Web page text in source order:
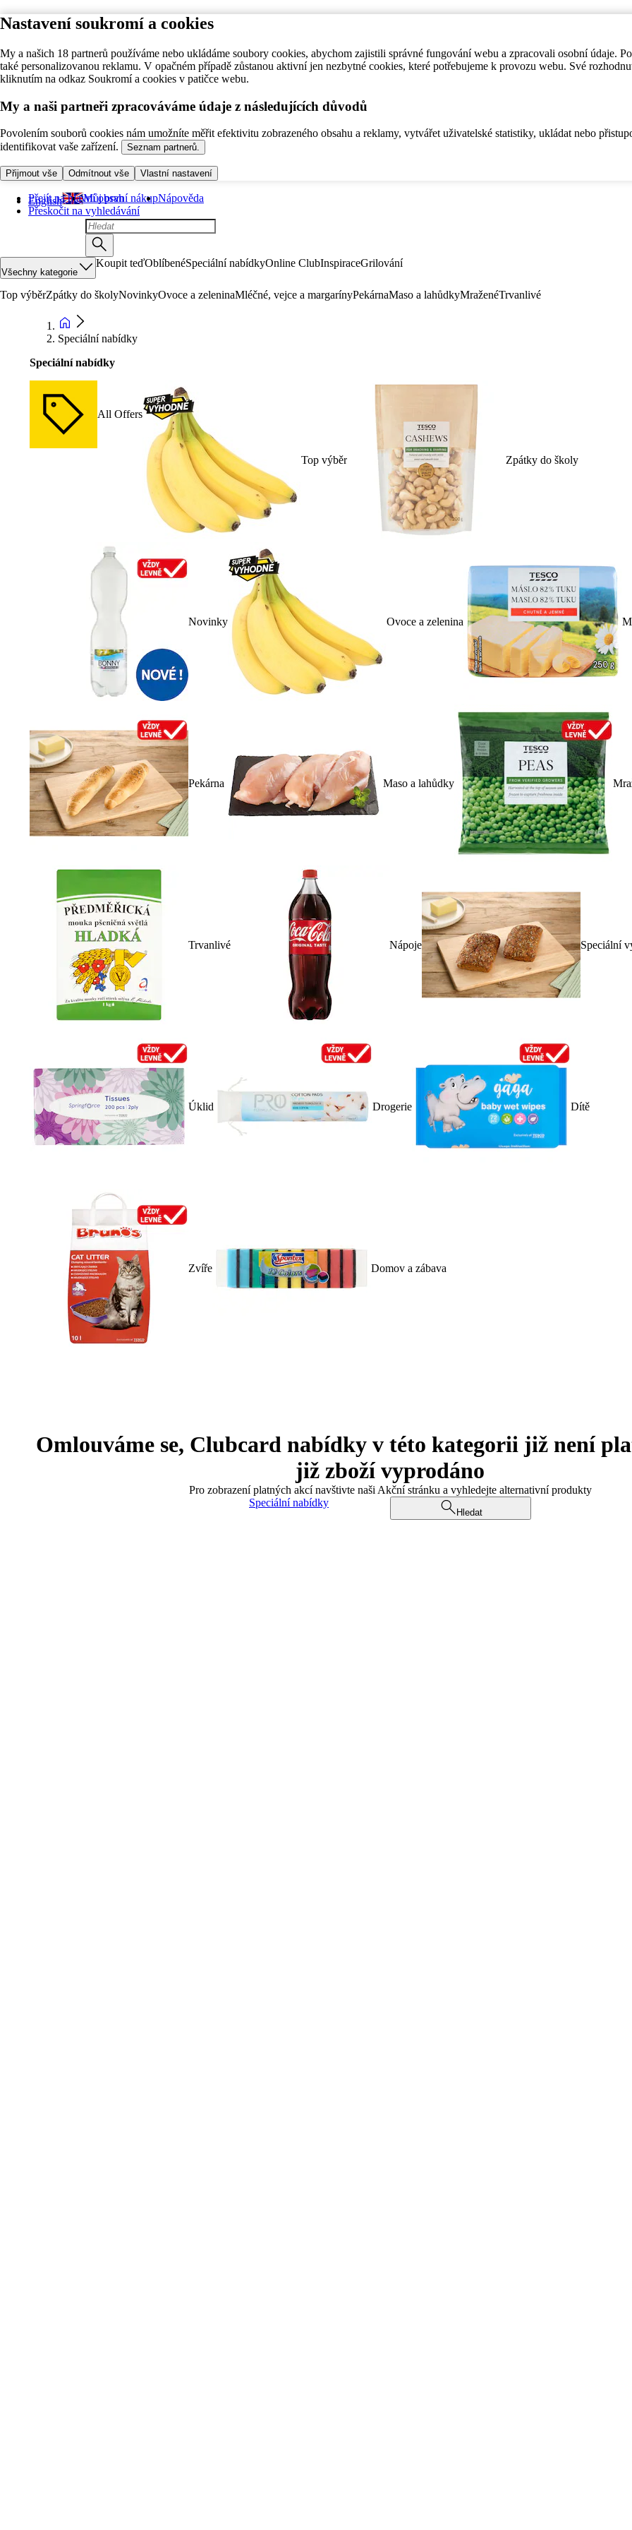
Nastavení soukromí a cookies
My a našich 18 partnerů používáme nebo ukládáme soubory cookies, abychom zajistili správné fungování webu a zpracovali osobní údaje.
také personalizovanou reklamu. V opačném případě zůstanou aktivní jen nezbytné cookies, které potřebujeme k provozu webu. Své
kliknutím na odkaz Soukromí a cookies v patičce webu.
My a naši partneři zpracováváme údaje z následujících důvodů
Povolením souborů cookies nám umožníte měřit efektivitu zobrazeného obsahu a reklamy, vytvářet uživatelské statistiky, ukládat nebo
identifikovat vaše zařízení.
Seznam partnerů.
Přijmout vše Odmítnout vše Vlastní nastavení
Přejít na hlavní obsah
Přeskočit na vyhledávání
English Můj první nákupNápověda
Všechny kategorie
Koupit teďOblíbenéSpeciální nabídkyOnline ClubInspiraceGrilování
Top výběrZpátky do školyNovinkyOvoce a zeleninaMléčné, vejce a margarínyPekárnaMaso a lahůdkyMraženéTrvanlivé
Speciální nabídky
Speciální nabídky
All Offers
Top výběr Zpátky do školy
Novinky Ovoce a zelenina
Pekárna Maso a lahůdky
Trvanlivé Nápoje Speciální
Úklid Drogerie Dítě
Zvíře Domov a zábava
Omlouváme se, Clubcard nabídky v této kategorii již není
již zboží vyprodáno
Pro zobrazení platných akcí navštivte naši Akční stránku a vyhledejte alternativní produkty
Speciální nabídky
Hledat